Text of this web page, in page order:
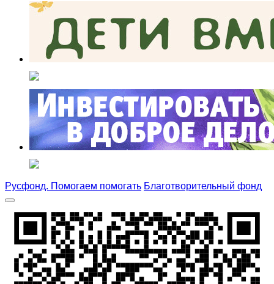
Русфонд. Помогаем помогать Благотворительный фонд